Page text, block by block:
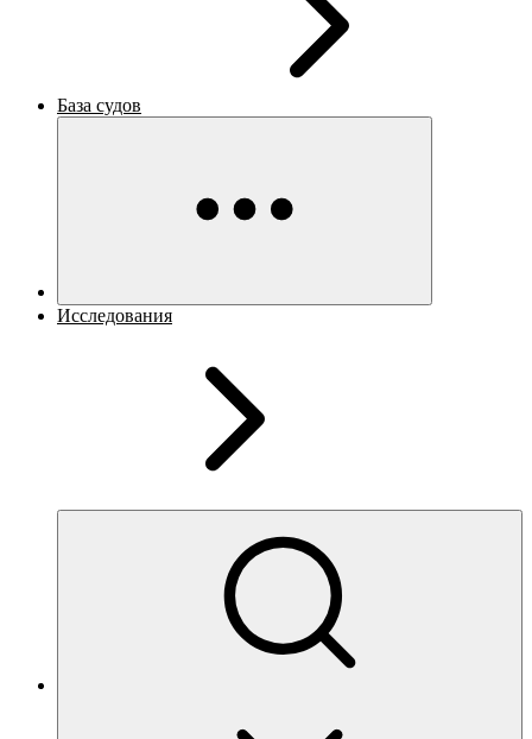
База судов
Исследования